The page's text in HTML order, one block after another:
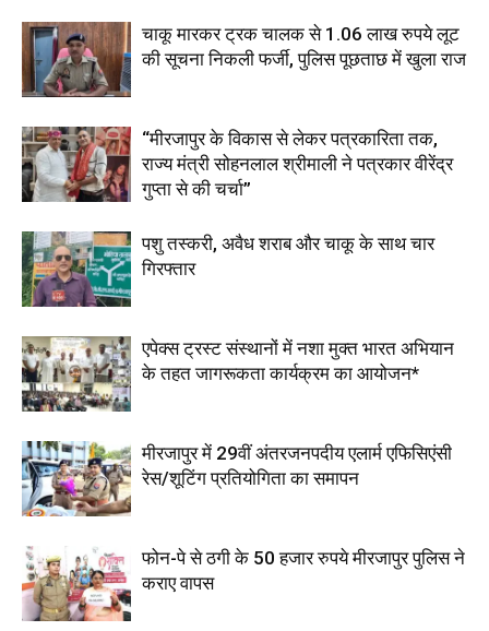
चाकू मारकर ट्रक चालक से 1.06 लाख रुपये लूट
की सूचना निकली फर्जी, पुलिस पूछताछ में खुला राज
“मीरजापुर के विकास से लेकर पत्रकारिता तक,
राज्य मंत्री सोहनलाल श्रीमाली ने पत्रकार वीरेंद्र
गुप्ता से की चर्चा”
पशु तस्करी, अवैध शराब और चाकू के साथ चार
गिरफ्तार
एपेक्स ट्रस्ट संस्थानों में नशा मुक्त भारत अभियान
के तहत जागरूकता कार्यक्रम का आयोजन*
मीरजापुर में 29वीं अंतरजनपदीय एलार्म एफिसिएंसी
रेस/शूटिंग प्रतियोगिता का समापन
फोन-पे से ठगी के 50 हजार रुपये मीरजापुर पुलिस ने
कराए वापस